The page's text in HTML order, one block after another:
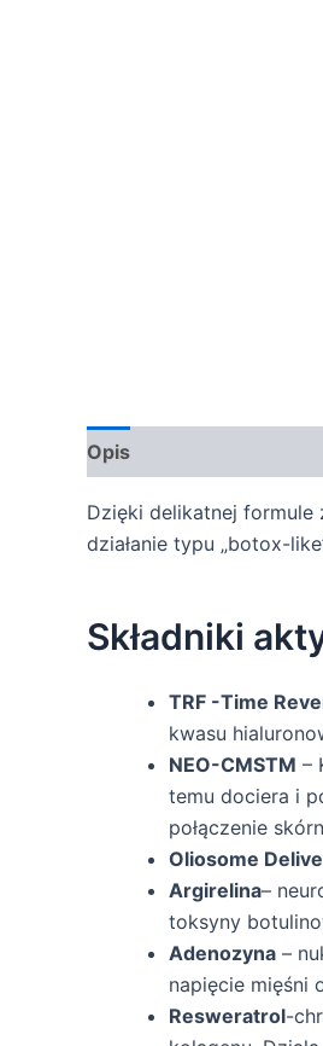
Opis
Dzięki delikatnej formule
działanie typu „botox-
Składniki
TRF -Time
kwasu
NEO-CMSTM –
temu dociera i
połączenie
Oliosome
Argirelina–
toksyny
Adenozyna –
napięcie mięśni
Resweratrol-